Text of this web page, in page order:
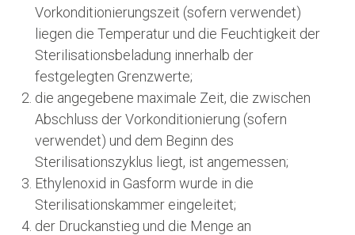
Vorkonditionierungszeit (sofern verwendet)
liegen die Temperatur und die Feuchtigkeit der
Sterilisationsbeladung innerhalb der
festgelegten Grenzwerte;
die angegebene maximale Zeit, die zwischen
Abschluss der Vorkonditionierung (sofern
verwendet) und dem Beginn des
Sterilisationszyklus liegt, ist angemessen;
Ethylenoxid in Gasform wurde in die
Sterilisationskammer eingeleitet;
der Druckanstieg und die Menge an